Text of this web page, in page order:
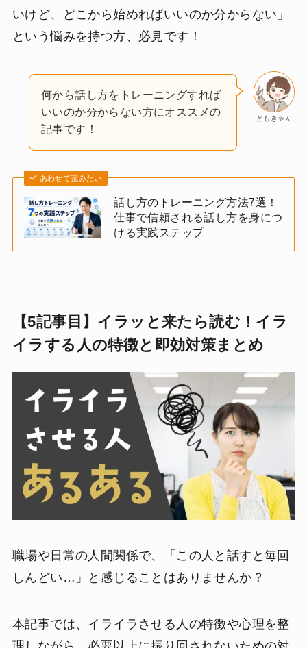
いけど、どこから始めればいいのか分からない」
という悩みを持つ方、必見です！
ともきゃん
何から話し方をトレーニングすれば
いいのか分からない方にオススメの
記事です！
あわせて読みたい
話し方のトレーニング方法7選！
仕事で信頼される話し方を身につ
ける実践ステップ
【5記事目】イラッと来たら読む！イラ
イラする人の特徴と即効対策まとめ
職場や日常の人間関係で、「この人と話すと毎回
しんどい…」と感じることはありませんか？
本記事では、イライラさせる人の特徴や心理を整